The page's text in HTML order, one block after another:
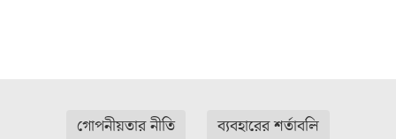
গোপনীয়তার নীতি
ব্যবহারের শর্তাবলি